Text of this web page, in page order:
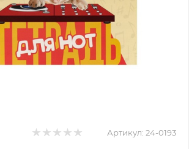
Артикул: 24-0193